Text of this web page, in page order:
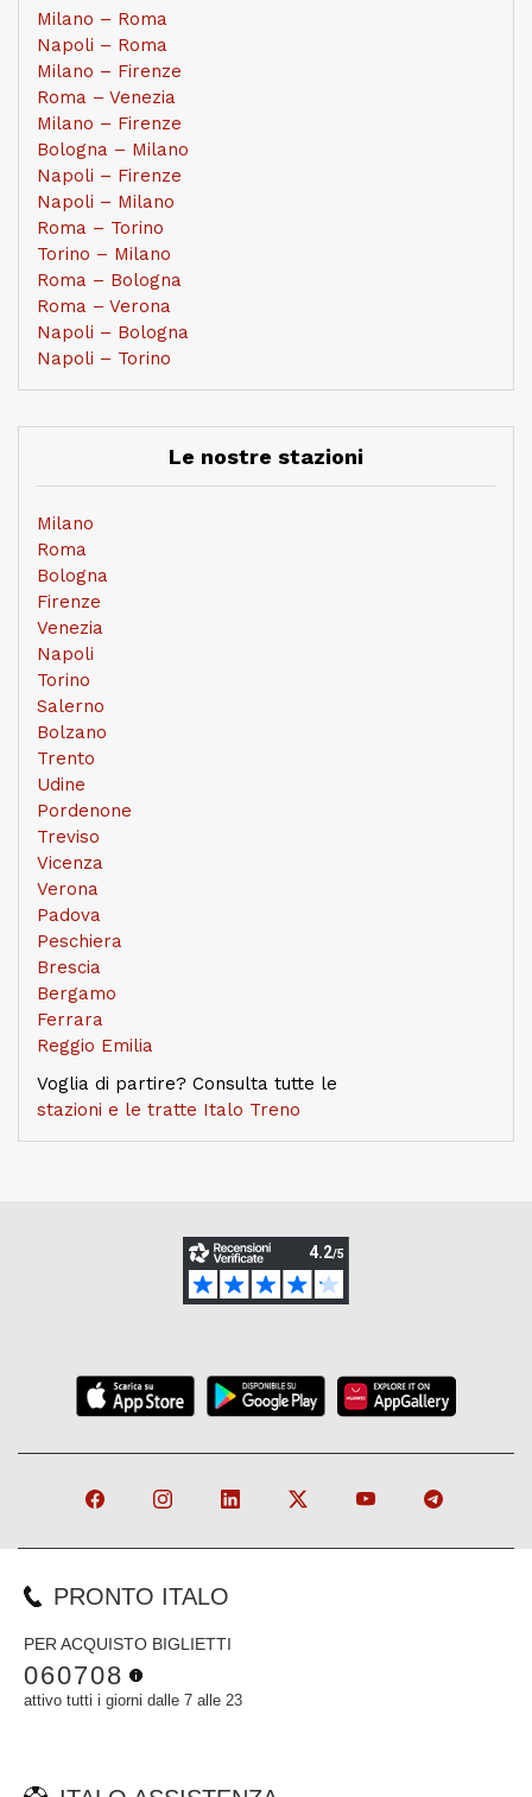
Milano – Roma
Napoli – Roma
Milano – Firenze
Roma – Venezia
Milano – Firenze
Bologna – Milano
Napoli – Firenze
Napoli – Milano
Roma – Torino
Torino – Milano
Roma – Bologna
Roma – Verona
Napoli – Bologna
Napoli – Torino
Le nostre stazioni
Milano
Roma
Bologna
Firenze
Venezia
Napoli
Torino
Salerno
Bolzano
Trento
Udine
Pordenone
Treviso
Vicenza
Verona
Padova
Peschiera
Brescia
Bergamo
Ferrara
Reggio Emilia
Voglia di partire? Consulta tutte le
stazioni e le tratte Italo Treno
PRONTO ITALO
PER ACQUISTO BIGLIETTI
060708
attivo tutti i giorni dalle 7 alle 23